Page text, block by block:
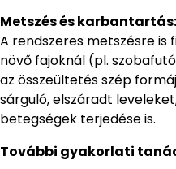
Metszés és karbantartás:
A rendszeres metszésre is
növő fajoknál (pl.
az összeültetés szép
sárguló, elszáradt
betegségek terjedése is.
További gyakorlati